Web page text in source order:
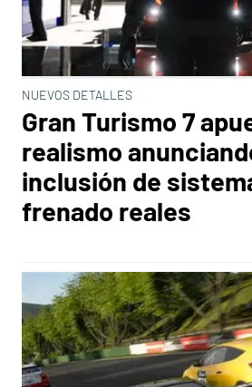
NUEVOS DETALLES
Gran Turismo 7
realismo
inclusión de
frenado reales